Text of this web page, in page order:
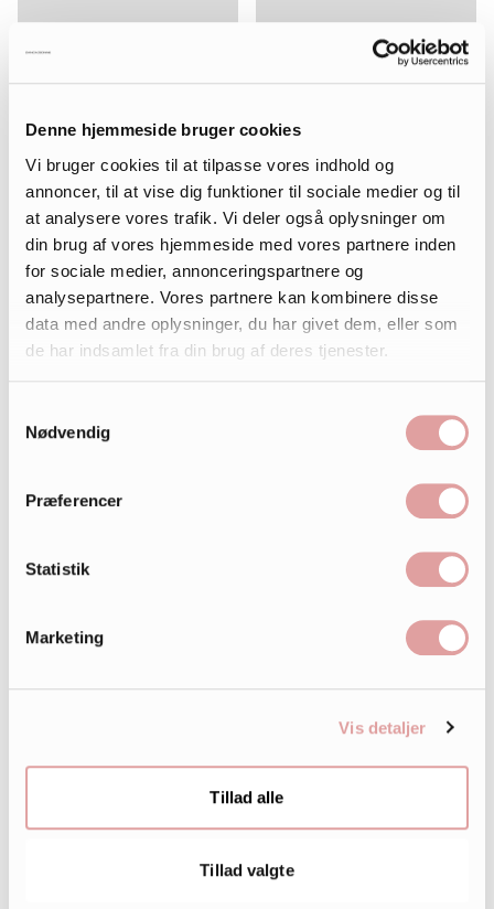
Denne hjemmeside bruger cookies
Vi bruger cookies til at tilpasse vores indhold og
annoncer, til at vise dig funktioner til sociale medier og til
at analysere vores trafik. Vi deler også oplysninger om
din brug af vores hjemmeside med vores partnere inden
for sociale medier, annonceringspartnere og
analysepartnere. Vores partnere kan kombinere disse
data med andre oplysninger, du har givet dem, eller som
de har indsamlet fra din brug af deres tjenester.
Nødvendig
Præferencer
Statistik
Marketing
Vis detaljer
Tillad alle
Tillad valgte
242.000
LIKES